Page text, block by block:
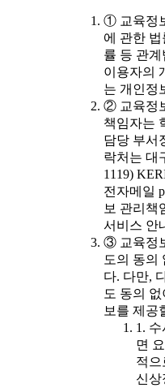
① 교육정
에 관한
률 등 관
이용자의
는 개인정
② 교육정
책임자는
담당 부서
락처는 대
1119)
전자메일
보 관리책
서비스 안
③ 교육정
도의 동의
다. 다만,
도 동의
보를 제공
1.
면
적으
신상